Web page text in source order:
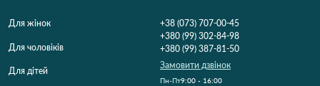
Для жінок
Для чоловіків
Для дітей
+38 (073) 707-00-45
+380 (99) 302-84-98
+380 (99) 387-81-50
Замовити дзвінок
Пн-Пт9:00 - 16:00